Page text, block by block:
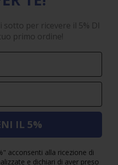
sotto per ricevere il 5% DI
primo ordine!
IL 5%
acconsenti alla ricezione di
e dichiari di aver preso